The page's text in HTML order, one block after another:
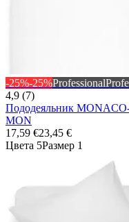
-25%-25%Professional
4,9 (7)
Пододеяльник
MON
17,59 €23,45 €
Цвета 5Размер 1